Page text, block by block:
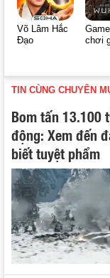
Võ Lâm Hắc
Đạo
chơi
TIN CÙNG CHUYÊN
Bom tấn 13.100
động: Xem đến
biết tuyệt phẩm